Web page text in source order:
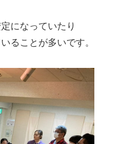
になっていたり
ることが多いです。